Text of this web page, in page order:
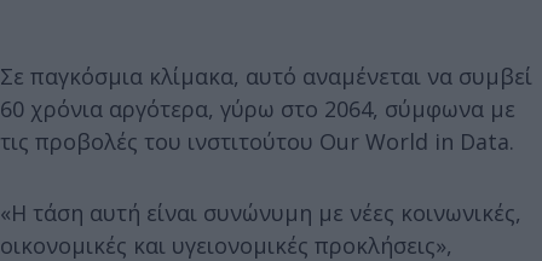
Σε παγκόσμια κλίμακα, αυτό αναμένεται να συμβεί
60 χρόνια αργότερα, γύρω στο 2064, σύμφωνα με
τις προβολές του ινστιτούτου Our World in Data.
«Η τάση αυτή είναι συνώνυμη με νέες κοινωνικές,
οικονομικές και υγειονομικές προκλήσεις»,